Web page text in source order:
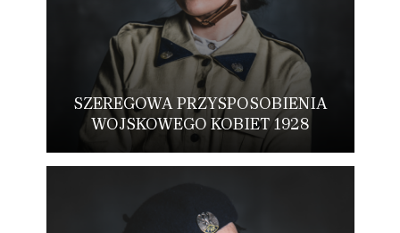
SZEREGOWA PRZYSPOSOBIENIA
WOJSKOWEGO KOBIET 1928